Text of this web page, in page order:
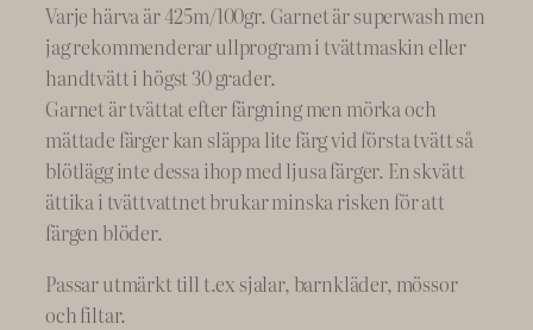
Varje härva är 425m/100gr. Garnet är superwash men
jag rekommenderar ullprogram i tvättmaskin eller
handtvätt i högst 30 grader.
Garnet är tvättat efter färgning men mörka och
mättade färger kan släppa lite färg vid första tvätt så
blötlägg inte dessa ihop med ljusa färger. En skvätt
ättika i tvättvattnet brukar minska risken för att
färgen blöder.
Passar utmärkt till t.ex sjalar, barnkläder, mössor
och filtar.